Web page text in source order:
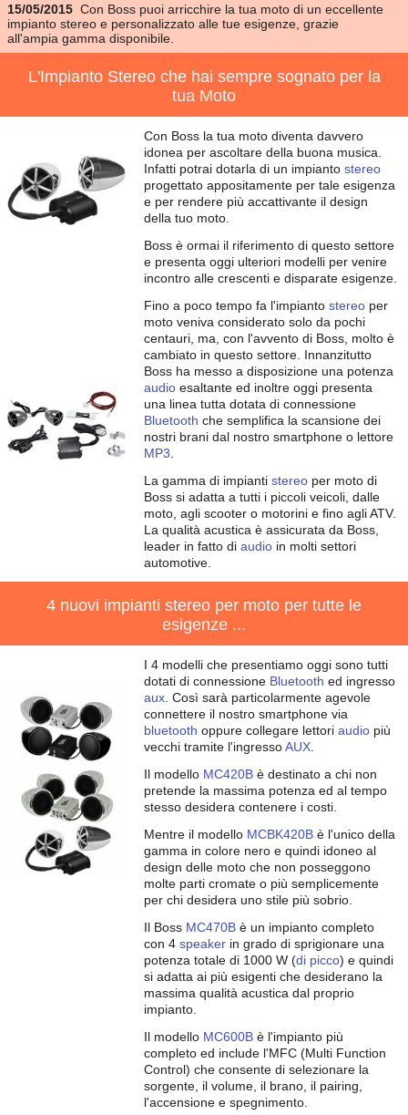
15/05/2015 Con Boss puoi arricchire la tua moto di un eccellente
impianto stereo e personalizzato alle tue esigenze, grazie
all'ampia gamma disponibile.
L'Impianto Stereo che hai sempre sognato per la
tua Moto
Con Boss la tua moto diventa davvero
idonea per ascoltare della buona musica.
Infatti potrai dotarla di un impianto stereo
progettato appositamente per tale esigenza
e per rendere più accattivante il design
della tuo moto.
Boss è ormai il riferimento di questo settore
e presenta oggi ulteriori modelli per venire
incontro alle crescenti e disparate esigenze.
Fino a poco tempo fa l'impianto stereo per
moto veniva considerato solo da pochi
centauri, ma, con l'avvento di Boss, molto è
cambiato in questo settore. Innanzitutto
Boss ha messo a disposizione una potenza
audio esaltante ed inoltre oggi presenta
una linea tutta dotata di connessione
Bluetooth che semplifica la scansione dei
nostri brani dal nostro smartphone o lettore
MP3
La gamma di impianti stereo per moto di
Boss si adatta a tutti i piccoli veicoli, dalle
moto, agli scooter o motorini e fino agli ATV.
La qualità acustica è assicurata da Boss,
leader in fatto di audio in molti settori
automotive.
4 nuovi impianti stereo per moto per tutte le
esigenze ...
I 4 modelli che presentiamo oggi sono tutti
dotati di connessione Bluetooth ed ingresso
aux . Così sarà particolarmente agevole
connettere il nostro smartphone via
bluetooth oppure collegare lettori audio più
vecchi tramite l'ingressoAUX
Il modello MC420B è destinato a chi non
pretende la massima potenza ed al tempo
stesso desidera contenere i costi.
Mentre il modello MCBK420B è l'unico della
gamma in colore nero e quindi idoneo al
design delle moto che non posseggono
molte parti cromate o più semplicemente
per chi desidera uno stile più sobrio.
Il Boss MC470B è un impianto completo
con 4 speaker in grado di sprigionare una
potenza totale di 1000 W (di picco) e quindi
si adatta ai più esigenti che desiderano la
massima qualità acustica dal proprio
impianto.
Il modello MC600B è l'impianto più
completo ed include l'MFC (Multi Function
Control) che consente di selezionare la
sorgente, il volume, il brano, il pairing,
l'accensione e spegnimento.